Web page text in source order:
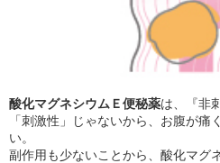
酸化マグネシウムＥ便秘薬は、『非
「刺激性」じゃないから、お腹が痛
い。
副作用も少ないことから、酸化マグ